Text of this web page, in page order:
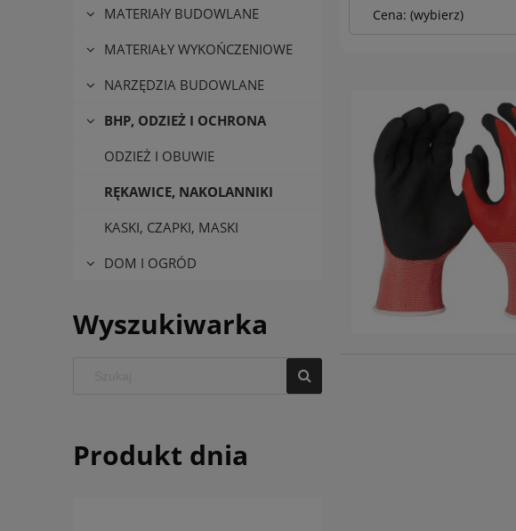
MATERIAłY BUDOWLANE
MATERIAŁY WYKOŃCZENIOWE
NARZĘDZIA BUDOWLANE
BHP, ODZIEŻ I OCHRONA
ODZIEŻ I OBUWIE
RĘKAWICE, NAKOLANNIKI
KASKI, CZAPKI, MASKI
DOM I OGRÓD
Wyszukiwarka
Produkt dnia
Cena: (wybierz)